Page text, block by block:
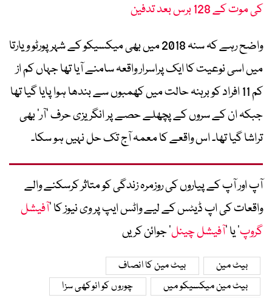
کی موت کے 128 برس بعد تدفین
واضح رہے کہ سنہ 2018 میں بھی میکسیکو کے شہر پورٹو ویارتا
میں اسی نوعیت کا ایک پراسرار واقعہ سامنے آیا تھا جہاں کم از
کم 11 افراد کو برہنہ حالت میں کھمبوں سے بندھا ہوا پایا گیا تھا
جبکہ ان کے سروں کے پچھلے حصے پر انگریزی حرف ’آر‘ بھی
تراشا گیا تھا۔ اس واقعے کا معمہ آج تک حل نہیں ہو سکا۔
آپ اور آپ کے پیاروں کی روزمرہ زندگی کو متاثر کرسکنے والے
واقعات کی اپ ڈیٹس کے لیے واٹس ایپ پر وی نیوز کا ’آفیشل
گروپ‘ یا ’آفیشل چینل‘ جوائن کریں
بیٹ مین
بیٹ مین کا انصاف
بیٹ مین میکسیکو میں
چوروں کو انوکھی سزا